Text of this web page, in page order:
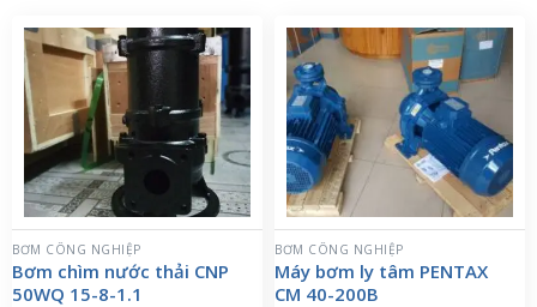
BƠM CÔNG NGHIỆP
Bơm chìm nước thải CNP
50WQ 15-8-1.1
BƠM CÔNG NGHIỆP
Máy bơm ly tâm PENTAX
CM 40-200B